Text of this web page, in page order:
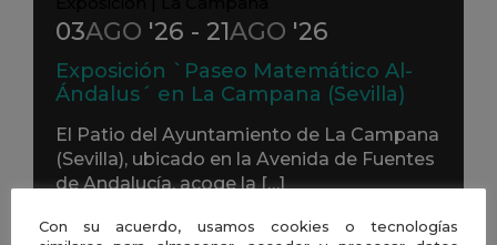
03AGO '26 - 21AGO '26
Exposición `Paseo Matemático Al-
Ándalus´ en La Campana (Sevilla)
El Patio del Ayuntamiento de La Campana
(Sevilla), ubicado en la Avenida de Fuentes
de Andalucía, acoge la […]
Con su acuerdo, usamos cookies o tecnologías